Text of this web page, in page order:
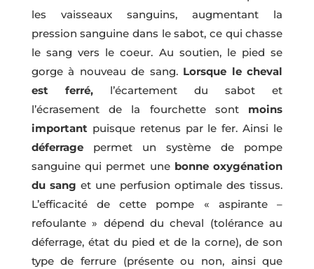
les vaisseaux sanguins, augmentant la
pression sanguine dans le sabot, ce qui chasse
le sang vers le coeur. Au soutien, le pied se
gorge à nouveau de sang. Lorsque le cheval
est ferré,l’écartement du sabot et
l’écrasement de la fourchette sont moins
importantpuisque retenus par le fer. Ainsi le
déferragepermet un système de pompe
sanguine qui permet une bonne oxygénation
du sang et une perfusion optimale des tissus.
L’efficacité de cette pompe « aspirante –
refoulante » dépend du cheval (tolérance au
déferrage, état du pied et de la corne), de son
type de ferrure (présente ou non, ainsi que